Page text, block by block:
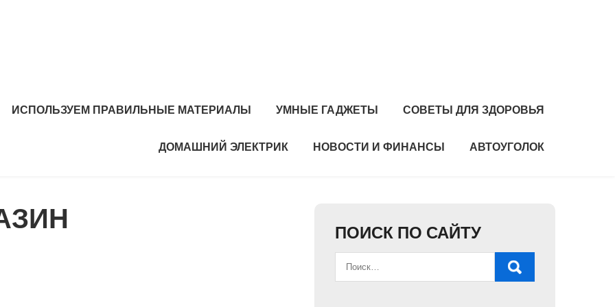
ИСПОЛЬЗУЕМ ПРАВИЛЬНЫЕ МАТЕРИАЛЫ УМНЫЕ ГАДЖЕТЫ СОВЕТЫ ДЛЯ ЗДОРОВЬЯ
ДОМАШНИЙ ЭЛЕКТРИК НОВОСТИ И ФИНАНСЫ АВТОУГОЛОК
ПОИСК ПО САЙТУ